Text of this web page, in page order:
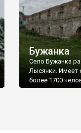
Бужанка
Cело Бужанка
Лысянки. Имеет
более 1700